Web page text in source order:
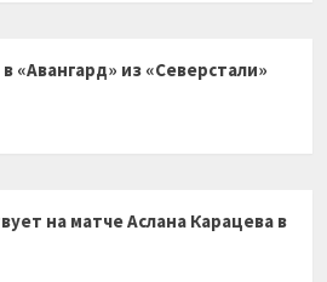
«Авангард» из «Северстали»
на матче Аслана Карацева в